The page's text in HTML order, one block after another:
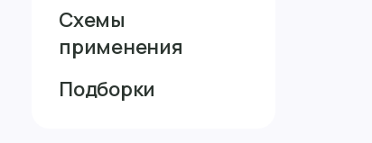
Схемы
применения
Подборки